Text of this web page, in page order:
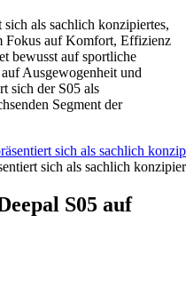
als sachlich konzipiertes,
Fokus auf Komfort, Effizienz
bewusst auf sportliche
Ausgewogenheit und
sich der S05 als
Segment der
sich als sachlich
S05 auf